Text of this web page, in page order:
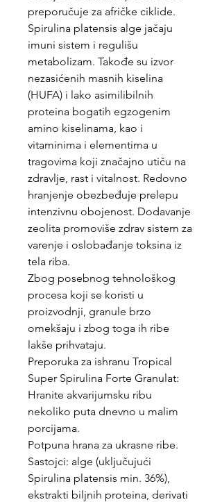
preporučuje za afričke ciklide.
Spirulina platensis alge jačaju
imuni sistem i regulišu
metabolizam. Takođe su izvor
nezasićenih masnih kiselina
(HUFA) i lako asimilibilnih
proteina bogatih egzogenim
amino kiselinama, kao i
vitaminima i elementima u
tragovima koji značajno utiču na
zdravlje, rast i vitalnost. Redovno
hranjenje obezbeđuje prelepu
intenzivnu obojenost. Dodavanje
zeolita promoviše zdrav sistem za
varenje i oslobađanje toksina iz
tela riba.
Zbog posebnog tehnološkog
procesa koji se koristi u
proizvodnji, granule brzo
omekšaju i zbog toga ih ribe
lakše prihvataju.
Preporuka za ishranu Tropical
Super Spirulina Forte Granulat:
Hranite akvarijumsku ribu
nekoliko puta dnevno u malim
porcijama.
Potpuna hrana za ukrasne ribe.
Sastojci: alge (uključujući
Spirulina platensis min. 36%),
ekstrakti biljnih proteina, derivati